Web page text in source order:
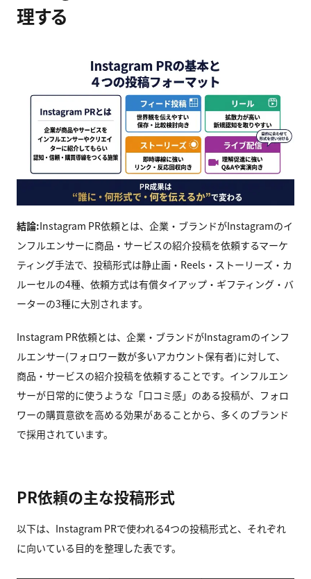
理する
結論:Instagram PR依頼とは、企業・ブランドがInstagramのイ
ンフルエンサーに商品・サービスの紹介投稿を依頼するマーケ
ティング手法で、投稿形式は静止画・Reels・ストーリーズ・カ
ルーセルの4種、依頼方式は有償タイアップ・ギフティング・バ
ーターの3種に大別されます。
Instagram PR依頼とは、企業・ブランドがInstagramのインフ
ルエンサー(フォロワー数が多いアカウント保有者)に対して、
商品・サービスの紹介投稿を依頼することです。インフルエン
サーが日常的に使うような「口コミ感」のある投稿が、フォロ
ワーの購買意欲を高める効果があることから、多くのブランド
で採用されています。
PR依頼の主な投稿形式
以下は、Instagram PRで使われる4つの投稿形式と、それぞれ
に向いている目的を整理した表です。